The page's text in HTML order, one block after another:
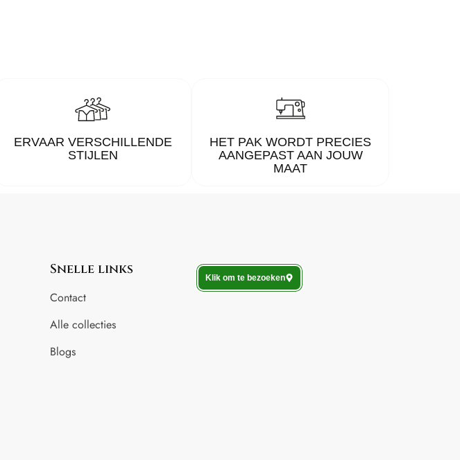
ERVAAR VERSCHILLENDE
STIJLEN
HET PAK WORDT PRECIES
AANGEPAST AAN JOUW
MAAT
Snelle links
Contact
Alle collecties
Blogs
Klik om te bezoeken